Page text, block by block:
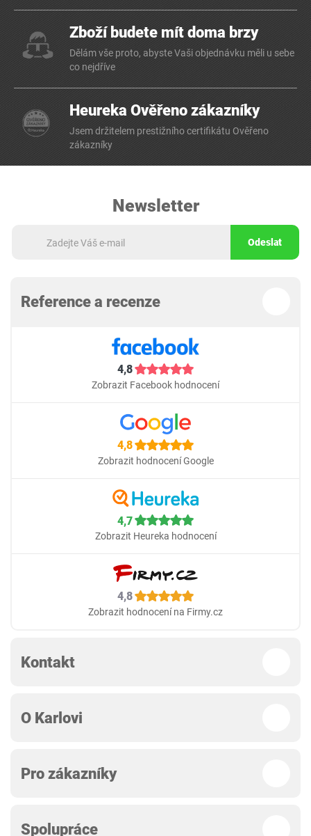
Zboží budete mít doma brzy
Dělám vše proto, abyste Vaši objednávku měli u sebe
co nejdříve
Heureka Ověřeno zákazníky
Jsem držitelem prestižního certifikátu Ověřeno
zákazníky
Newsletter
Odeslat
Reference a recenze
4,8
Zobrazit Facebook hodnocení
4,8
Zobrazit hodnocení Google
4,7
Zobrazit Heureka hodnocení
4,8
Zobrazit hodnocení na Firmy.cz
Kontakt
O Karlovi
Pro zákazníky
Spolupráce